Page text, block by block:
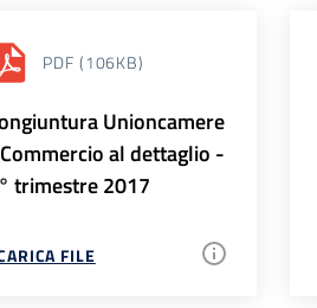
PDF (106KB)
Unioncamere
al dettaglio -
trimestre 2017
FILE